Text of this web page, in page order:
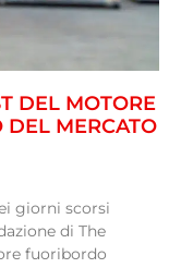
DEL MOTORE
DEL MERCATO
giorni scorsi
di The
fuoribordo